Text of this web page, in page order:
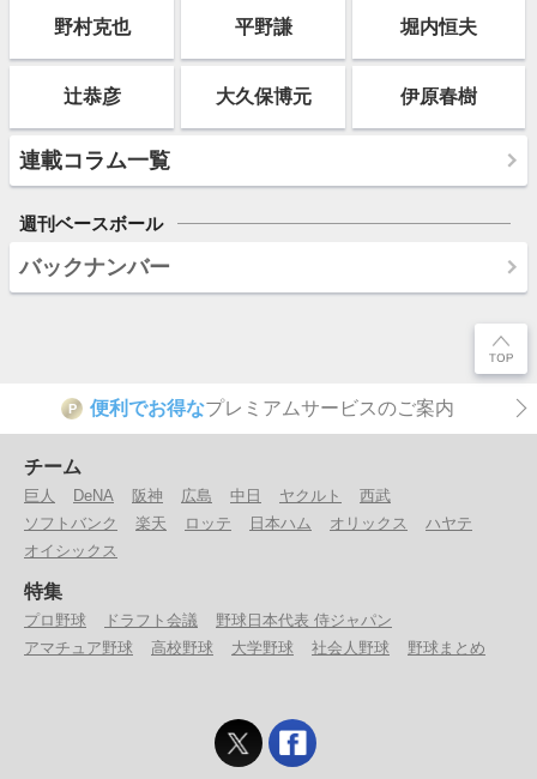
野村克也 平野謙 堀内恒夫
辻恭彦 大久保博元 伊原春樹
連載コラム一覧
週刊ベースボール
バックナンバー
P 便利でお得なプレミアムサービスのご案内
チーム
巨人 DeNA 阪神 広島 中日 ヤクルト
西武
ソフトバンク
楽天 ロッテ 日本ハム オリックス
ハヤテ
オイシックス
特集
プロ野球 ドラフト会議
野球日本代表 侍ジャパン
アマチュア野球
高校野球 大学野球 社会人野球 野球まとめ